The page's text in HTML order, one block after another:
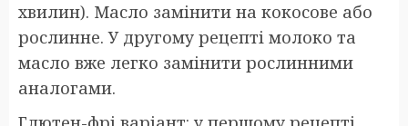
хвилин). Масло замінити на кокосове або
рослинне. У другому рецепті молоко та
масло вже легко замінити рослинними
аналогами.